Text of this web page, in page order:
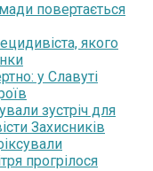
повертається
якого
у Славуті
зустріч для
Захисників
прогрілося